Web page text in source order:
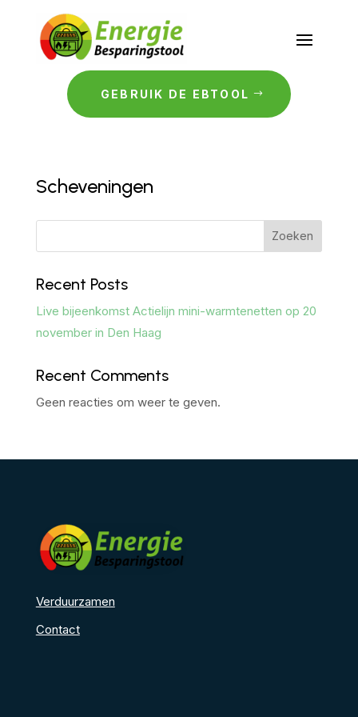
GEBRUIK DE EBTOOL
Scheveningen
Zoeken
Recent Posts
Live bijeenkomst Actielijn mini-warmtenetten op 20
november in Den Haag
Recent Comments
Geen reacties om weer te geven.
Verduurzamen
Contact